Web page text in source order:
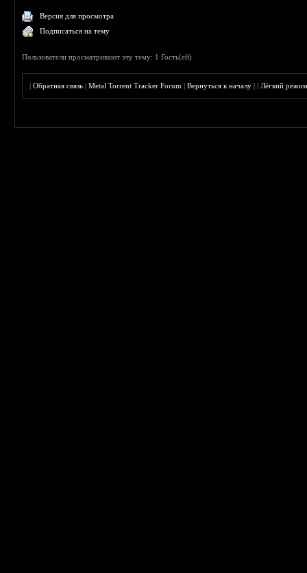
Версия для просмотра
Подписаться на тему
Пользователи просматривают эту тему: 1 Гость(ей)
|Обратная связь |Metal Torrent Tracker Forum |Вернуться к началу ||Лёгкий